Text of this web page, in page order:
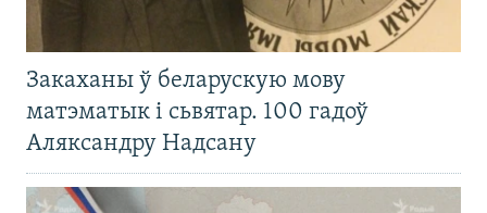
Закаханы ў беларускую мову
матэматык і сьвятар. 100 гадоў
Аляксандру Надсану